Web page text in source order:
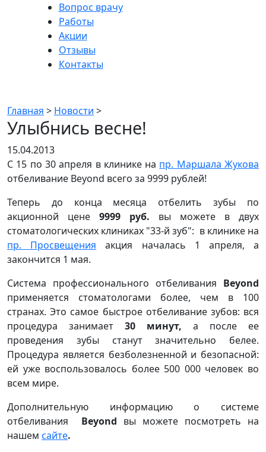
Вопрос врачу
Работы
Акции
Отзывы
Контакты
Главная > Новости >
Улыбнись весне!
15.04.2013
С 15 по 30 апреля в клинике на пр. Маршала Жукова
отбеливание Beyond всего за 9999 рублей!
Теперь до конца месяца отбелить зубы по
акционной цене 9999 руб. вы можете в двух
стоматологических клиниках "33-й зуб": в клинике на
пр. Просвещения акция началась 1 апреля, а
закончится 1 мая.
Система профессионального отбеливания Beyond
применяется стоматологами более, чем в 100
странах. Это самое быстрое отбеливание зубов: вся
процедура занимает 30 минут, а после ее
проведения зубы станут значительно
белее.
Процедура является безболезненной и безопасной:
ей уже воспользовалось более 500 000 человек во
всем мире.
Дополнительную информацию о системе
отбеливания Beyond вы можете посмотреть на
нашем сайте.